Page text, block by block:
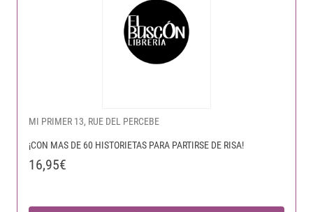
MI PRIMER 13, RUE DEL PERCEBE
¡CON MAS DE 60 HISTORIETAS PARA PARTIRSE DE RISA!
16,95€